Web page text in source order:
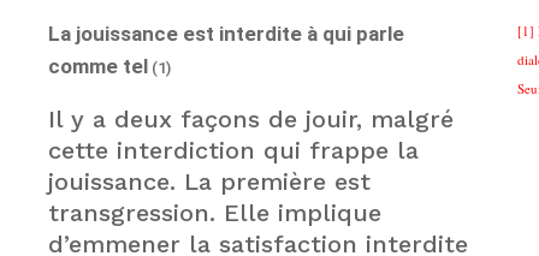
La jouissance est interdite à qui parle
comme tel (1)
Il y a deux façons de jouir, malgré
cette interdiction qui frappe la
jouissance. La première est
transgression. Elle implique
d’emmener la satisfaction interdite
[1]